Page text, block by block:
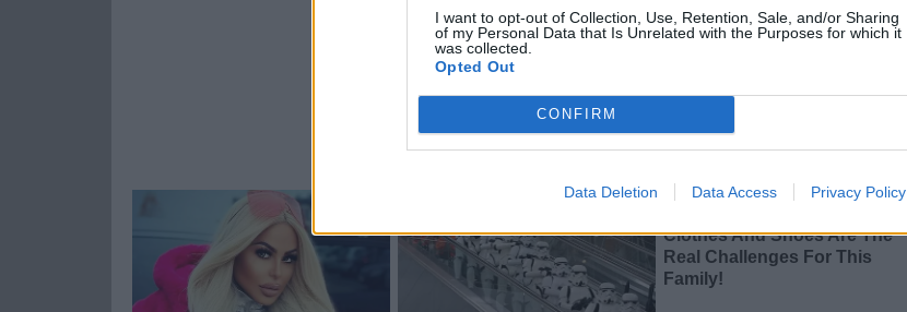
I want to opt-out of Collection, Use, Retention, Sale, and/or Sharing
of my Personal Data that Is Unrelated with the Purposes for which it
was collected.
Opted Out
CONFIRM
Data Deletion Data Access Privacy Policy